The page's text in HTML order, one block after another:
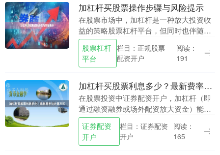
加杠杆买股票操作步骤与风险提示
在股票市场中，加杠杆是一种放大投资收
益的策略股票杠杆平台，但同时也伴随着
更高的风险。对于投资者而言，了解加杠
杆买股票的操作步骤以及潜在风险至关重
要。本文将详细介....
股票杠杆
平台
栏目：正规股票
配资开户
阅读：
191
加杠杆买股票利息多少？最新费率与计算方式
在股票投资中证券配资开户，加杠杆（即
通过融资融券或场外配资放大资金）能提
升收益空间，但同时也伴随着利息成本。
许多投资者关心“加杠杆买股票利息多
少”？本文将详细解....
证券配资
开户
栏目：证券配资
开户
阅读：
165